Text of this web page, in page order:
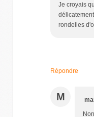
Je croyais
rondelles
Répondre
M